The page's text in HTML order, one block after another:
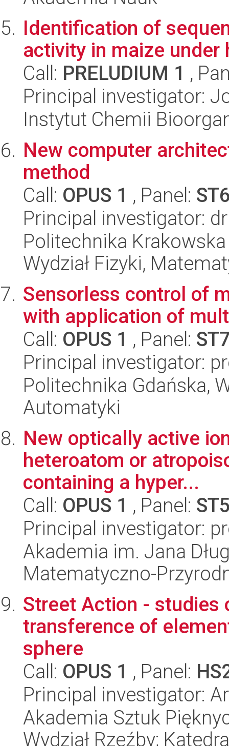
Identification of
activity in maize
Call: PRELUDIUM 1 ,
Principal investigator:
Instytut Chemii
New computer
method
Call: OPUS 1 , Panel:
Principal investigator:
Politechnika
Wydział Fizyki,
Sensorless control of
with application of
Call: OPUS 1 , Panel:
Principal investigator:
Politechnika Gdańska,
Automatyki
New optically active
heteroatom or
containing a hyper...
Call: OPUS 1 , Panel:
Principal investigator:
Akademia im. Jana
Matematyczno-
Street Action - studies
transference of
sphere
Call: OPUS 1 , Panel:
Principal investigator:
Akademia Sztuk
Wydział Rzeźby;